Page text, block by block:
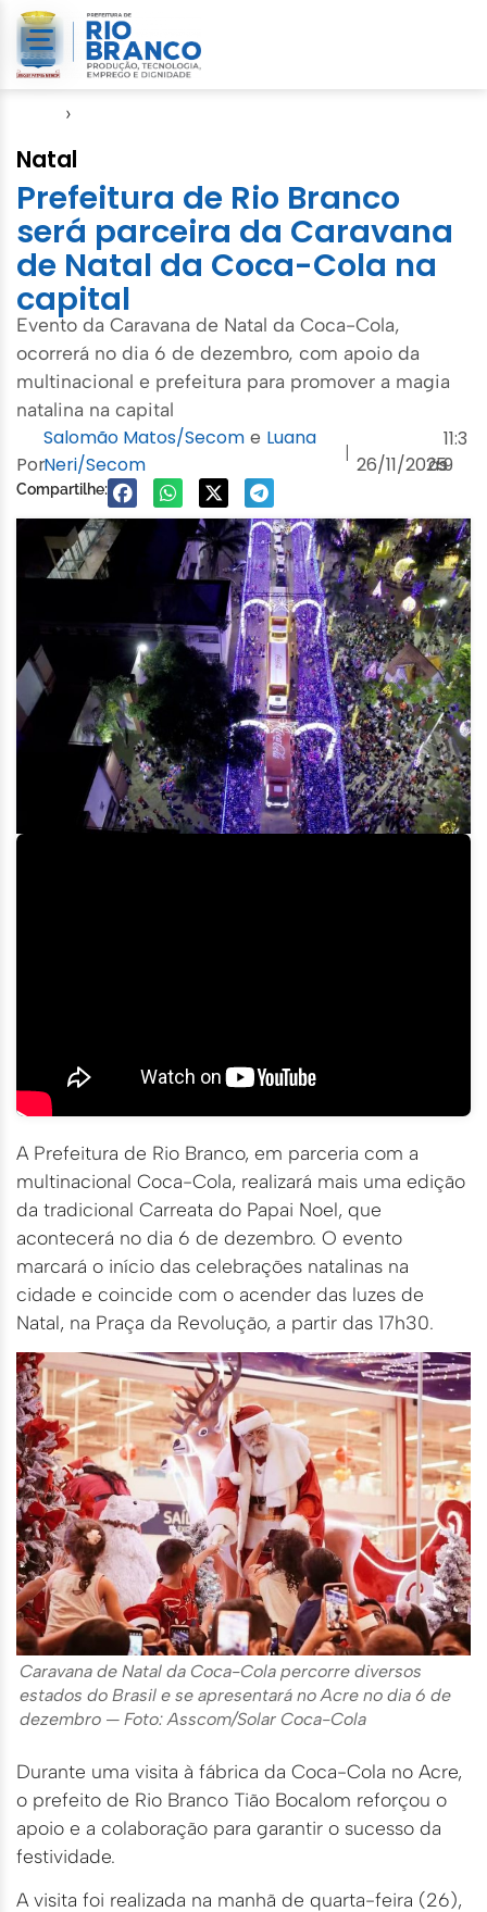
›
Natal
Prefeitura de Rio Branco
será parceira da Caravana
de Natal da Coca-Cola na
capital
Evento da Caravana de Natal da Coca-Cola,
ocorrerá no dia 6 de dezembro, com apoio da
multinacional e prefeitura para promover a magia
natalina na capital
Por
Salomão Matos/Secom e Luana
Neri/Secom
|
26/11/2025
às
11:3
9
Compartilhe:
A Prefeitura de Rio Branco, em parceria com a
multinacional Coca-Cola, realizará mais uma edição
da tradicional Carreata do Papai Noel, que
acontecerá no dia 6 de dezembro. O evento
marcará o início das celebrações natalinas na
cidade e coincide com o acender das luzes de
Natal, na Praça da Revolução, a partir das 17h30.
Caravana de Natal da Coca-Cola percorre diversos
estados do Brasil e se apresentará no Acre no dia 6 de
dezembro — Foto: Asscom/Solar Coca-Cola
Durante uma visita à fábrica da Coca-Cola no Acre,
o prefeito de Rio Branco Tião Bocalom reforçou o
apoio e a colaboração para garantir o sucesso da
festividade.
A visita foi realizada na manhã de quarta-feira (26),